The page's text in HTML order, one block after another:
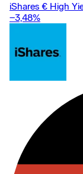
iShares € High
−3,48%